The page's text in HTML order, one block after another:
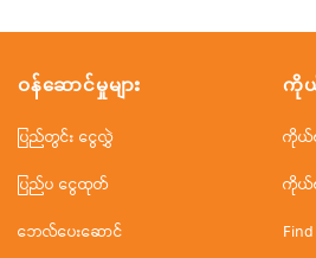
ဝန်ဆောင်မှုများ
ပြည်တွင်း ငွေလွှဲ
ပြည်ပ ငွေထုတ်
ဘေလ်ပေးဆောင်
ကိုယ်
ကိုယ်
ကိုယ်